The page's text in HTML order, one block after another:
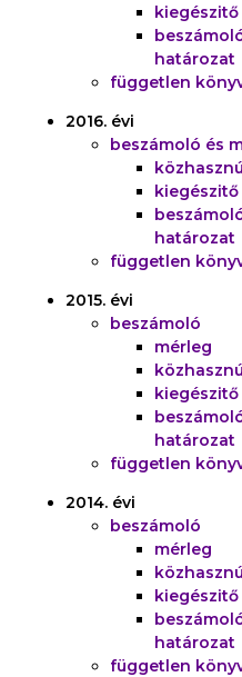
határozat
független
2016. évi
beszámoló és
határozat
független
2015. évi
beszámoló
mérleg
határozat
független
2014. évi
beszámoló
mérleg
határozat
független